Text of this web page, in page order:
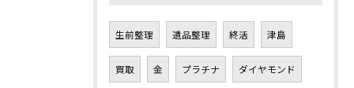
生前整理 遺品整理 終活 津島
買取 金 プラチナ ダイヤモンド